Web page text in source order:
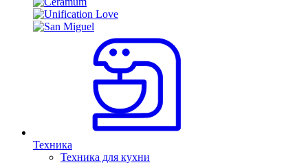
Техника
Техника для кухни